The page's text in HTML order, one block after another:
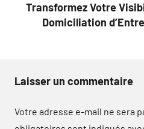
Transformez Votre
Domiciliation
Laisser un commentaire
Votre adresse e-mail ne sera